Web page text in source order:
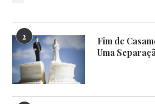
2
Fim de
Uma